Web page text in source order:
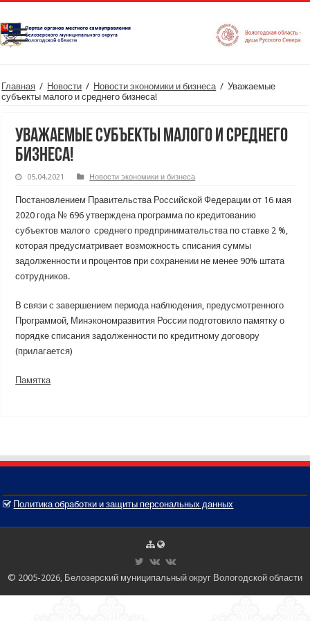
Главная / Новости / Новости экономики и бизнеса / Уважаемые
субъекты малого и среднего бизнеса!
Уважаемые субъекты малого и среднего
бизнеса!
05.04.2021 Новости экономики и бизнеса
Постановлением Правительства Российской Федерации от 16 мая
2020 года № 696 утверждена программа по кредитованию
субъектов малого среднего предпринимательства по ставке 2 %,
которая предусматривает возможность списания суммы
задолженности и процентов при сохранении не менее 90% штата
сотрудников.
В связи с завершением периода наблюдения, предусмотренного
Программой, Минэкономразвития России подготовило памятку о
порядке списания задолженности по кредитному договору
(прилагается)
Памятка
Политика обработки и защиты персональных данных
© 2005-2026, Белозерский муниципальный округ Вологодской области